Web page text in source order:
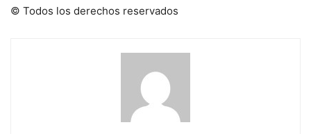
© Todos los derechos reservados